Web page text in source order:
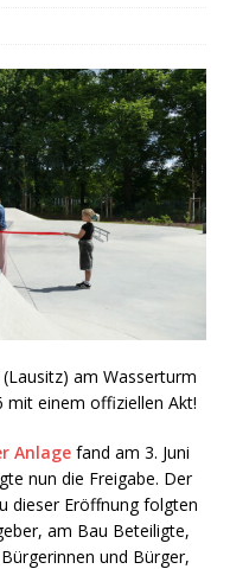
am Wasserturm
mit einem offiziellen Akt!
Anlage fand am 3. Juni
nun die Freigabe. Der
dieser Eröffnung folgten
am Bau Beteiligte,
und Bürger,